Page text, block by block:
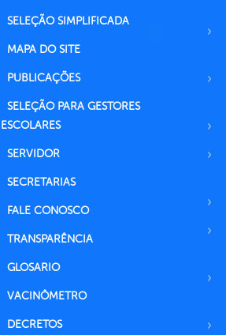
SELEÇÃO SIMPLIFICADA
MAPA DO SITE
PUBLICAÇÕES
SELEÇÃO PARA GESTORES
ESCOLARES
SERVIDOR
SECRETARIAS
FALE CONOSCO
TRANSPARÊNCIA
GLOSARIO
VACINÔMETRO
DECRETOS